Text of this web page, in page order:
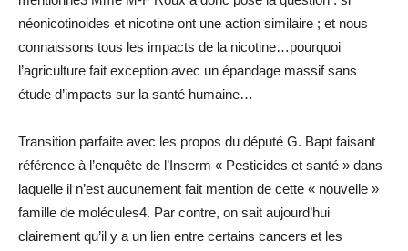
néonicotinoides et nicotine ont une action similaire ; et nous
connaissons tous les impacts de la nicotine…pourquoi
l’agriculture fait exception avec un épandage massif sans
étude d’impacts sur la santé humaine…
Transition parfaite avec les propos du député G. Bapt faisant
référence à l’enquête de l’Inserm « Pesticides et santé » dans
laquelle il n’est aucunement fait mention de cette « nouvelle »
famille de molécules4. Par contre, on sait aujourd’hui
clairement qu’il y a un lien entre certains cancers et les